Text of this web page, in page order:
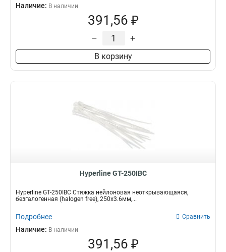
Наличие: В наличии
391,56 ₽
– +
В корзину
Hyperline GT-250IBC
Hyperline GT-250IBC Стяжка нейлоновая неоткрывающаяся,
безгалогенная (halogen free), 250x3.6мм,...
Подробнее Сравнить
Наличие: В наличии
391,56 ₽